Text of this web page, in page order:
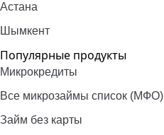
Астана
Шымкент
Популярные продукты
Микрокредиты
Все микрозаймы список (МФО)
Займ без карты